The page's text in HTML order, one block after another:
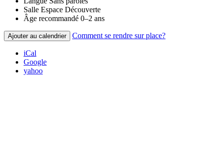
Salle Espace Découverte
Âge recommandé 0–2 ans
Ajouter au calendrier Comment se rendre sur place?
iCal
Google
yahoo